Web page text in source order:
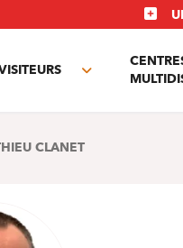
Toggle
CLANET